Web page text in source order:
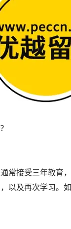
常接受三年教育
以及再次学习。